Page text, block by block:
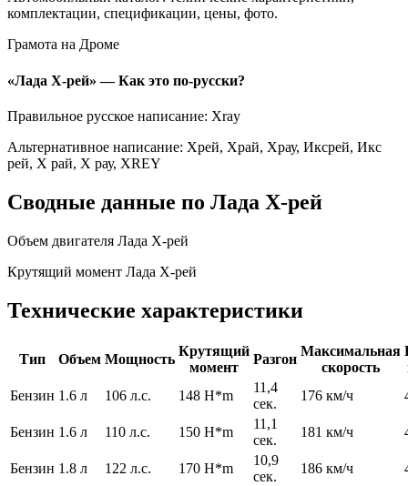
комплектации, спецификации, цены, фото.
Грамота на Дроме
«Лада Х-рей» — Как это по-русски?
Правильное русское написание: Xray
Альтернативное написание: Хрей, Храй, Храу, Иксрей, Икс
рей, Х рай, Х рау, XREY
Сводные данные по Лада Х-рей
Объем двигателя Лада Х-рей
Крутящий момент Лада Х-рей
Технические характеристики
Тип Объем Мощность
Крутящий
момент
Разгон
Максимальная
скорость
Бензин 1.6 л 106 л.с. 148 H*m
11,4
сек.
176 км/ч
Бензин 1.6 л 110 л.с. 150 H*m
11,1
сек.
181 км/ч
Бензин 1.8 л 122 л.с. 170 H*m
10,9
сек.
186 км/ч